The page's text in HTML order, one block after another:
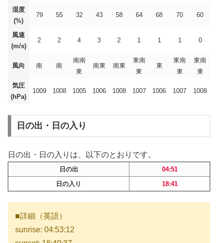
湿度
(%)
79 55 32 43 58 64 68 70 60
風速
(m/s)
2 2 4 3 2 1 1 1 0
風向 南 南
南南
東
南東 南東
東南
東
東
東南
東
東南
東
気圧
(hPa)
1009 1008 1005 1006 1008 1007 1006 1007 1008
日の出・日の入り
日の出・日の入りは、以下のとおりです。
日の出
04:51
日の入り
18:41
■詳細（英語）
sunrise: 04:53:12